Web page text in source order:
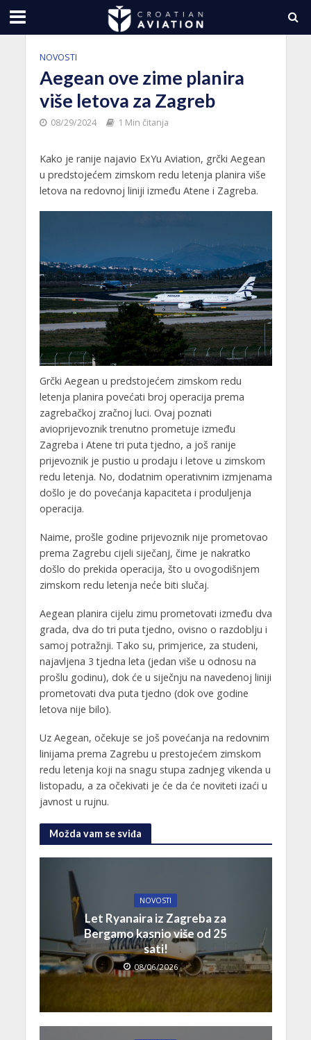
NOVOSTI
Aegean ove zime planira
više letova za Zagreb
08/29/2024 1 Min čitanja
Kako je ranije najavio ExYu Aviation, grčki Aegean
u predstojećem zimskom redu letenja planira više
letova na redovnoj liniji između Atene i Zagreba.
Grčki Aegean u predstojećem zimskom redu
letenja planira povećati broj operacija prema
zagrebačkoj zračnoj luci. Ovaj poznati
avioprijevoznik trenutno prometuje između
Zagreba i Atene tri puta tjedno, a još ranije
prijevoznik je pustio u prodaju i letove u zimskom
redu letenja. No, dodatnim operativnim izmjenama
došlo je do povećanja kapaciteta i produljenja
operacija.
Naime, prošle godine prijevoznik nije prometovao
prema Zagrebu cijeli siječanj, čime je nakratko
došlo do prekida operacija, što u ovogodišnjem
zimskom redu letenja neće biti slučaj.
Aegean planira cijelu zimu prometovati između dva
grada, dva do tri puta tjedno, ovisno o razdoblju i
samoj potražnji. Tako su, primjerice, za studeni,
najavljena 3 tjedna leta (jedan više u odnosu na
prošlu godinu), dok će u siječnju na navedenoj liniji
prometovati dva puta tjedno (dok ove godine
letova nije bilo).
Uz Aegean, očekuje se još povećanja na redovnim
linijama prema Zagrebu u prestojećem zimskom
redu letenja koji na snagu stupa zadnjeg vikenda u
listopadu, a za očekivati je će da će noviteti izaći u
javnost u rujnu.
Možda vam se sviđa
NOVOSTI
Let Ryanaira iz Zagreba za
Bergamo kasnio više od 25
sati!
08/06/2026